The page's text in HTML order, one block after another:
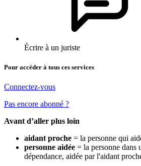
Écrire à un juriste
Pour accéder à tous ces services
Connectez-vous
Pas encore abonné ?
Avant d’aller plus loin
aidant proche = la personne qui
personne aidée = la personne dans
dépendance, aidée par l'aidant